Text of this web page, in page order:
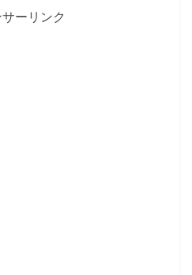
ーリンク